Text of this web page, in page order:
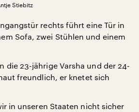
Stiebitz
rechts führt eine Tür in
Sofa, zwei Stühlen und einem
die 23-jährige Varsha und der 24-
freundlich, er knetet sich
in unseren Staaten nicht sicher